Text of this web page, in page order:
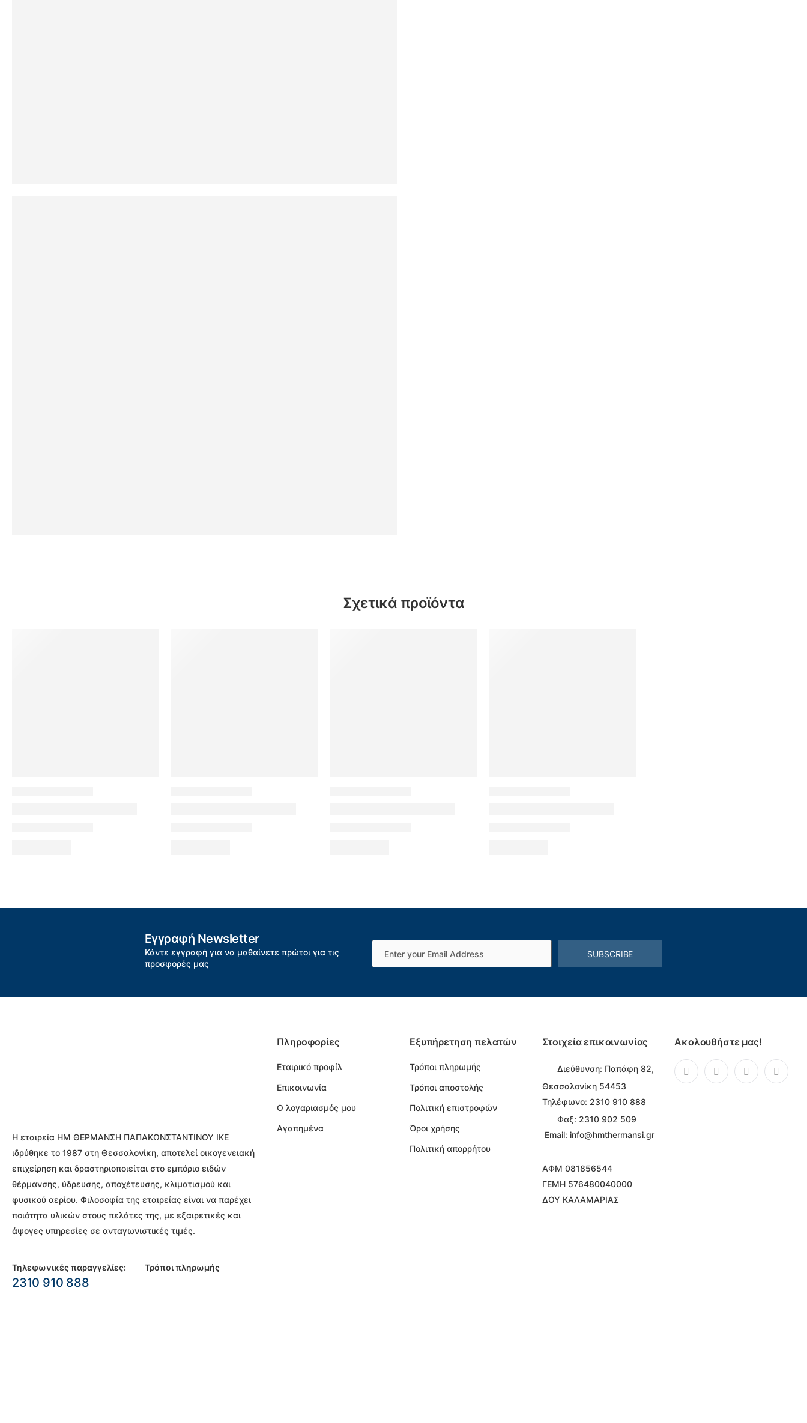
Σχετικά προϊόντα
Εγγραφή Newsletter
Κάντε εγγραφή για να μαθαίνετε πρώτοι για τις
προσφορές μας
SUBSCRIBE
Η εταιρεία ΗΜ ΘΕΡΜΑΝΣΗ ΠΑΠΑΚΩΝΣΤΑΝΤΙΝΟΥ ΙΚΕ
ιδρύθηκε το 1987 στη Θεσσαλονίκη, αποτελεί οικογενειακή
επιχείρηση και δραστηριοποιείται στο εμπόριο ειδών
θέρμανσης, ύδρευσης, αποχέτευσης, κλιματισμού και
φυσικού αερίου. Φιλοσοφία της εταιρείας είναι να παρέχει
ποιότητα υλικών στους πελάτες της, με εξαιρετικές και
άψογες υπηρεσίες σε ανταγωνιστικές τιμές.
Τηλεφωνικές παραγγελίες:
2310 910 888
Τρόποι πληρωμής
Πληροφορίες
Εταιρικό προφίλ
Επικοινωνία
Ο λογαριασμός μου
Αγαπημένα
Εξυπήρετηση πελατών
Τρόποι πληρωμής
Τρόποι αποστολής
Πολιτική επιστροφών
Όροι χρήσης
Πολιτική απορρήτου
Στοιχεία επικοινωνίας
Διεύθυνση: Παπάφη 82,
Θεσσαλονίκη 54453
Τηλέφωνο: 2310 910 888
Φαξ: 2310 902 509
Email: info@hmthermansi.gr
ΑΦΜ 081856544
ΓΕΜΗ 576480040000
ΔΟΥ ΚΑΛΑΜΑΡΙΑΣ
Ακολουθήστε μας!